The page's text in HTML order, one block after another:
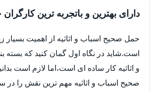
دارای بهترین و باتجربه ترین کارگران
حمل صحیح اسباب و اثاثیه از اهمیت بسیار
است.شاید در نگاه اول گمان کنید که بسته
و اثاثیه کار ساده ای است،اما لازم است
صحیح اسباب و اثاثیه مهم ترین نقش را در